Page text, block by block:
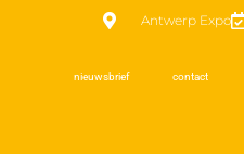
Antwerp Expo
nieuwsbrief contact